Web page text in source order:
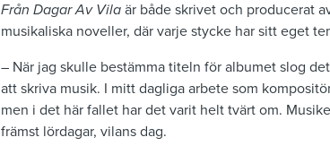
Från Dagar Av Vila är både skrivet och producerat
musikaliska noveller, där varje stycke har sitt eget
– När jag skulle bestämma titeln för albumet slog
att skriva musik. I mitt dagliga arbete som
men i det här fallet har det varit helt tvärt om.
främst lördagar, vilans dag.